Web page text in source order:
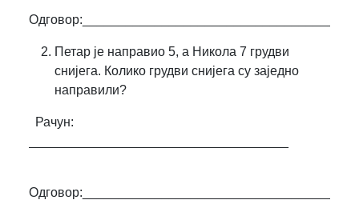
Петар је направио 5, а Никола 7 грудви
снијега. Колико грудви снијега су заједно
направили?
Рачун: